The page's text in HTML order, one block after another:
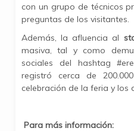
con un grupo de técnicos
preguntas de los visitantes.
Además, la afluencia al
masiva, tal y como
sociales del hashtag
registró cerca de
celebración de la feria y los
Para más información: